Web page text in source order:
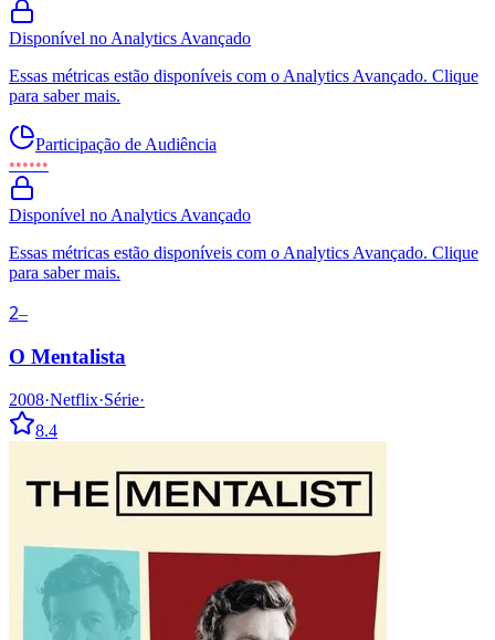
Disponível no Analytics Avançado
Essas métricas estão disponíveis com o Analytics Avançado. Clique
para saber mais.
Participação de Audiência
••••••
Disponível no Analytics Avançado
Essas métricas estão disponíveis com o Analytics Avançado. Clique
para saber mais.
2–
O Mentalista
2008·Netflix·Série·
8.4